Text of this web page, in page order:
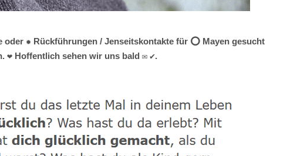
oder ✹ Rückführungen / Jenseitskontakte für ⭕ Mayen gesucht
❤ Hoffentlich sehen wir uns bald ✉ ✔.